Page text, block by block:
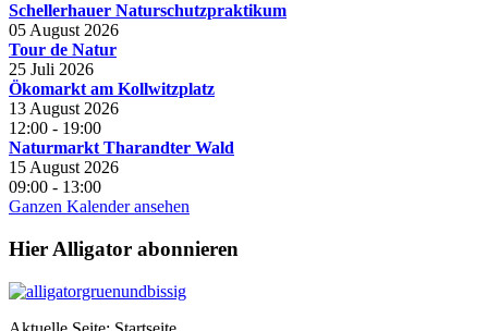
Schellerhauer Naturschutzpraktikum
05 August 2026
Tour de Natur
25 Juli 2026
Ökomarkt am Kollwitzplatz
13 August 2026
12:00 - 19:00
Naturmarkt Tharandter Wald
15 August 2026
09:00 - 13:00
Ganzen Kalender ansehen
Hier Alligator abonnieren